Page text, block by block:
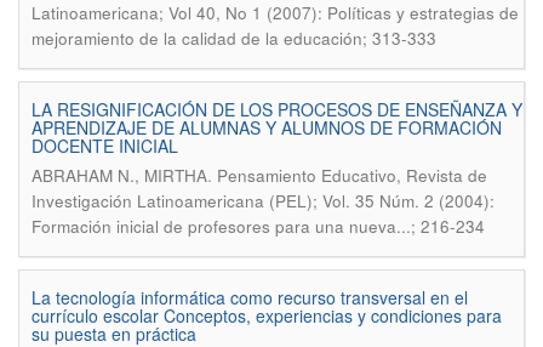
Latinoamericana; Vol 40, No 1 (2007): Políticas y estrategias de
mejoramiento de la calidad de la educación; 313-333
LA RESIGNIFICACIÓN DE LOS PROCESOS DE ENSEÑANZA Y
APRENDIZAJE DE ALUMNAS Y ALUMNOS DE FORMACIÓN
DOCENTE INICIAL
ABRAHAM N., MIRTHA. Pensamiento Educativo, Revista de
Investigación Latinoamericana (PEL); Vol. 35 Núm. 2 (2004):
Formación inicial de profesores para una nueva...; 216-234
La tecnología informática como recurso transversal en el
currículo escolar Conceptos, experiencias y condiciones para
su puesta en práctica